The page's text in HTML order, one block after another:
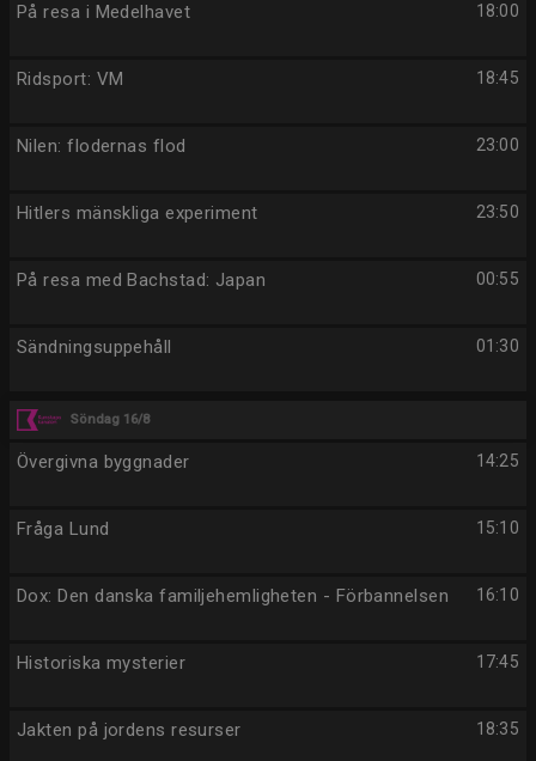
18:00
På resa i Medelhavet
18:45
Ridsport: VM
23:00
Nilen: flodernas flod
23:50
Hitlers mänskliga experiment
00:55
På resa med Bachstad: Japan
01:30
Sändningsuppehåll
Söndag 16/8
14:25
Övergivna byggnader
15:10
Fråga Lund
16:10
Dox: Den danska familjehemligheten - Förbannelsen
17:45
Historiska mysterier
18:35
Jakten på jordens resurser